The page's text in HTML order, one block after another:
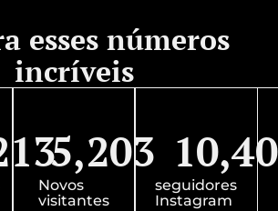
esses números
incríveis
Novos
visitantes
5,203
seguidores
Instagram